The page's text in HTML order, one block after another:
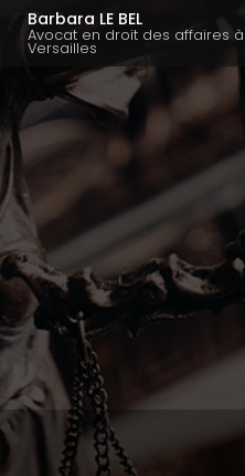
Aller
contenu
principal
Barbara LE BEL
Avocat en droit des affaires à
Versailles